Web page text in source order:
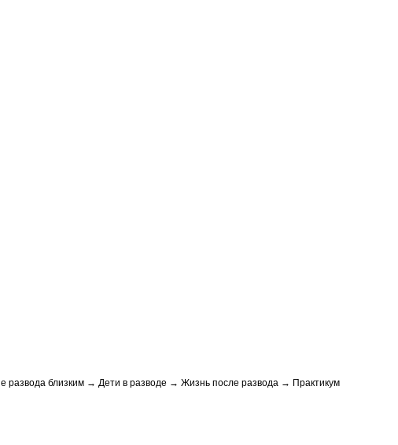
близким → Дети в разводе → Жизнь после развода → Практикум